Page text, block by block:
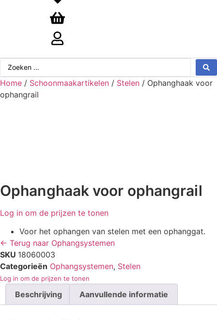
Search
Home / Schoonmaakartikelen / Stelen / Ophanghaak voor
ophangrail
Ophanghaak voor ophangrail
Log in om de prijzen te tonen
Voor het ophangen van stelen met een ophanggat.
← Terug naar Ophangsystemen
SKU 18060003
Categorieën Ophangsystemen, Stelen
Log in om de prijzen te tonen
Beschrijving Aanvullende informatie